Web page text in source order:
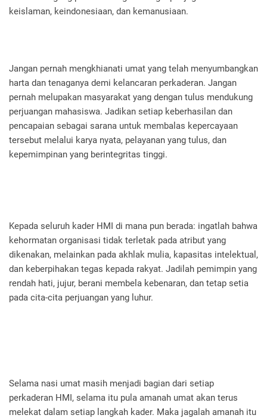
keislaman, keindonesiaan, dan kemanusiaan.
Jangan pernah mengkhianati umat yang telah menyumbangkan
harta dan tenaganya demi kelancaran perkaderan. Jangan
pernah melupakan masyarakat yang dengan tulus mendukung
perjuangan mahasiswa. Jadikan setiap keberhasilan dan
pencapaian sebagai sarana untuk membalas kepercayaan
tersebut melalui karya nyata, pelayanan yang tulus, dan
kepemimpinan yang berintegritas tinggi.
Kepada seluruh kader HMI di mana pun berada: ingatlah bahwa
kehormatan organisasi tidak terletak pada atribut yang
dikenakan, melainkan pada akhlak mulia, kapasitas intelektual,
dan keberpihakan tegas kepada rakyat. Jadilah pemimpin yang
rendah hati, jujur, berani membela kebenaran, dan tetap setia
pada cita-cita perjuangan yang luhur.
Selama nasi umat masih menjadi bagian dari setiap
perkaderan HMI, selama itu pula amanah umat akan terus
melekat dalam setiap langkah kader. Maka jagalah amanah itu